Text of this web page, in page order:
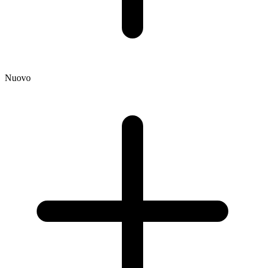
Nuovo